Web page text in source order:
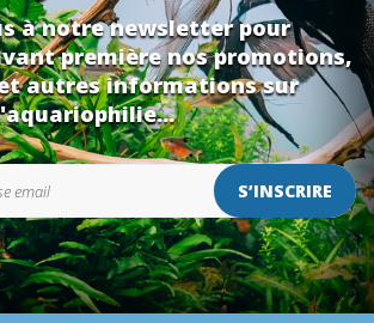
à notre newsletter pour
première nos promotions,
autres informations sur
S’INSCRIRE